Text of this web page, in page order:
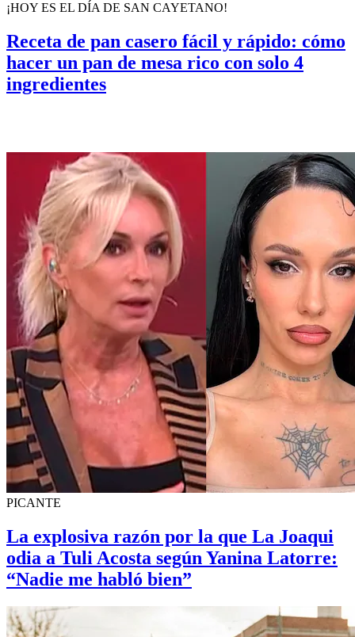
¡HOY ES EL DÍA DE SAN CAYETANO!
Receta de pan casero fácil y rápido: cómo
hacer un pan de mesa rico con solo 4
ingredientes
PICANTE
La explosiva razón por la que La Joaqui
odia a Tuli Acosta según Yanina Latorre:
“Nadie me habló bien”